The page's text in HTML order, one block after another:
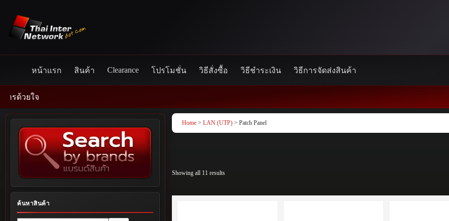
content
หน้าแรก สินค้า Clearance โปรโมชั่น วิธีสั่งซื้อ วิธีชำระเงิน วิธีการจัดส่งสินค้า
Home >LAN (UTP) > Patch Panel
Showing all 11 results
ค้นหาสินค้า